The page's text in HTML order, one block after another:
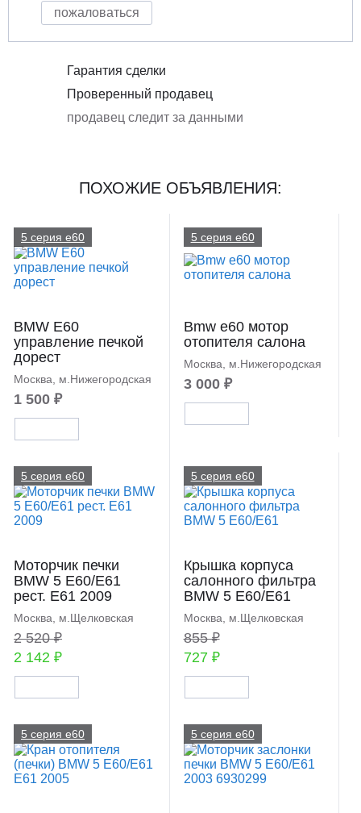
пожаловаться
Гарантия сделки
Проверенный продавец
продавец следит за данными
ПОХОЖИЕ ОБЪЯВЛЕНИЯ:
5 серия e60
BMW E60
управление печкой
дорест
Москва, м.Нижегородская
1 500 ₽
5 серия e60
Bmw e60 мотор
отопителя салона
Москва, м.Нижегородская
3 000 ₽
5 серия e60
Моторчик печки
BMW 5 E60/E61
рест. E61 2009
Москва, м.Щелковская
2 520 ₽
2 142 ₽
5 серия e60
Крышка корпуса
салонного фильтра
BMW 5 E60/E61
Москва, м.Щелковская
855 ₽
727 ₽
5 серия e60 5 серия e60